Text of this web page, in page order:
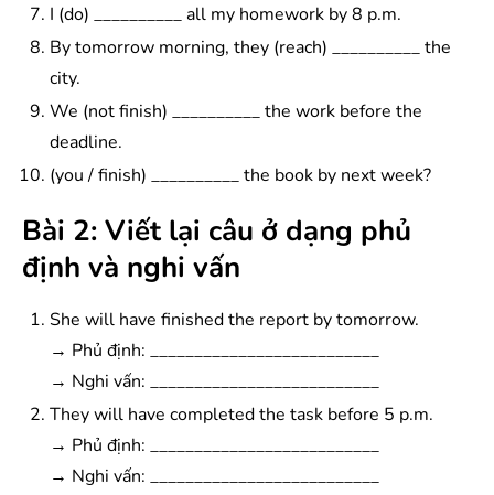
I (do) __________ all my homework by 8 p.m.
By tomorrow morning, they (reach) __________ the
city.
We (not finish) __________ the work before the
deadline.
(you / finish) __________ the book by next week?
Bài 2: Viết lại câu ở dạng phủ
định và nghi vấn
She will have finished the report by tomorrow.
→ Phủ định: __________________________
→ Nghi vấn: __________________________
They will have completed the task before 5 p.m.
→ Phủ định: __________________________
→ Nghi vấn: __________________________